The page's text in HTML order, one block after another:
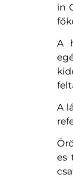
in
A
A
es